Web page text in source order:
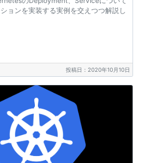
ョンを実装する実例を交えつつ解説し
投稿日：2020年10月10日